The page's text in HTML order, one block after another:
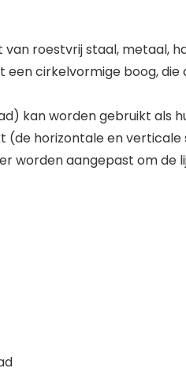
roestvrij staal, metaal,
cirkelvormige boog, die
kan worden gebruikt als
horizontale en
worden aangepast om